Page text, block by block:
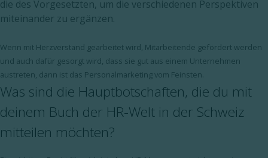
die des Vorgesetzten, um die verschiedenen Perspektiven
miteinander zu ergänzen.
Wenn mit Herzverstand gearbeitet wird, Mitarbeitende gefördert werden
und auch dafür gesorgt wird, dass sie gut aus einem Unternehmen
austreten, dann ist das Personalmarketing vom Feinsten.
Was sind die Hauptbotschaften, die du mit
deinem Buch der HR-Welt in der Schweiz
mitteilen möchten?